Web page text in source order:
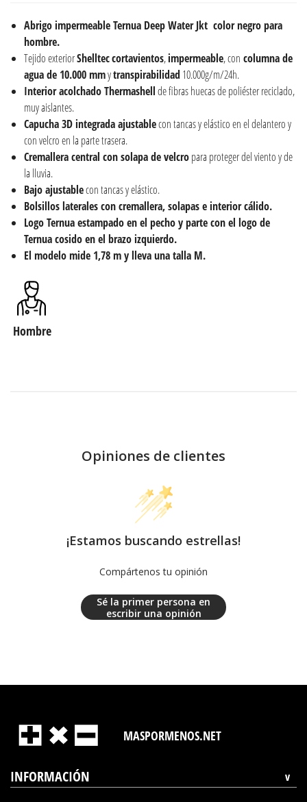
Abrigo impermeable Ternua Deep Water Jkt color negro para
hombre.
Tejido exteriorShellteccortavientos,impermeable, con columna de
agua de 10.000 mmytranspirabilidad 10.000g/m/24h.
Interior acolchado Thermashellde fibras huecas de poliéster reciclado,
muy aislantes.
Capucha 3D integrada ajustablecon tancas y elástico en el delantero y
con velcro en la parte trasera.
Cremallera central con solapa de velcropara proteger del viento y de
la lluvia.
Bajo ajustablecon tancas y elástico.
Bolsillos laterales con cremallera, solapas e interior cálido.
Logo Ternua estampado en el pecho y parte con el logo de
Ternua cosido en el brazo izquierdo.
El modelo mide 1,78 m y lleva una talla M.
Hombre
Opiniones de clientes
¡Estamos buscando estrellas!
Compártenos tu opinión
Sé la primer persona en
escribir una opinión
MASPORMENOS.NET
INFORMACIÓN